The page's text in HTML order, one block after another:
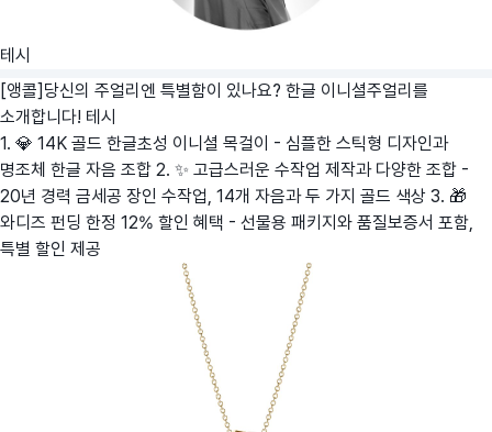
테시
[앵콜]당신의 주얼리엔 특별함이 있나요? 한글 이니셜주얼리를
소개합니다! 테시
1. 💎 14K 골드 한글초성 이니셜 목걸이 - 심플한 스틱형 디자인과
명조체 한글 자음 조합 2. ✨ 고급스러운 수작업 제작과 다양한 조합 -
20년 경력 금세공 장인 수작업, 14개 자음과 두 가지 골드 색상 3. 🎁
와디즈 펀딩 한정 12% 할인 혜택 - 선물용 패키지와 품질보증서 포함,
특별 할인 제공